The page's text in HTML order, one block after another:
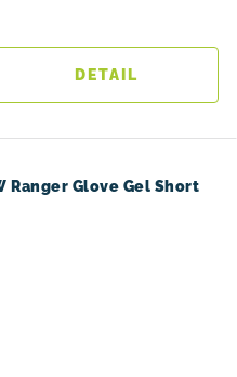
Ranger Glove Gel Short